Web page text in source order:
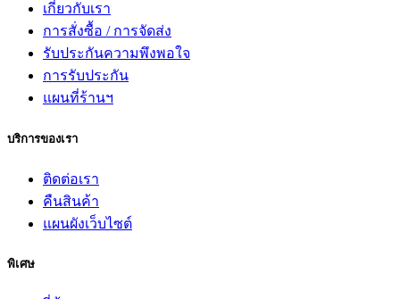
เกี่ยวกับเรา
การสั่งซื้อ / การจัดส่ง
รับประกันความพึงพอใจ
การรับประกัน
แผนที่ร้านฯ
บริการของเรา
ติดต่อเรา
คืนสินค้า
แผนผังเว็บไซต์
พิเศษ